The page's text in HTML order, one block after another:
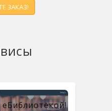
ЗАКАЗ!